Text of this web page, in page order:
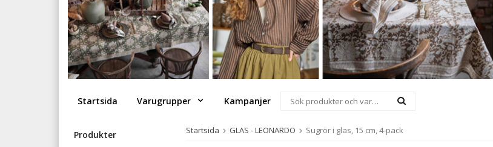
Startsida Varugrupper Kampanjer
Produkter Startsida GLAS - LEONARDO Sugrör i glas, 15 cm, 4-pack